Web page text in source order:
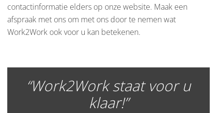
contactinformatie elders op onze website. Maak een
afspraak met ons om met ons door te nemen wat
Work2Work ook voor u kan betekenen.
“Work2Work staat voor u
klaar!”